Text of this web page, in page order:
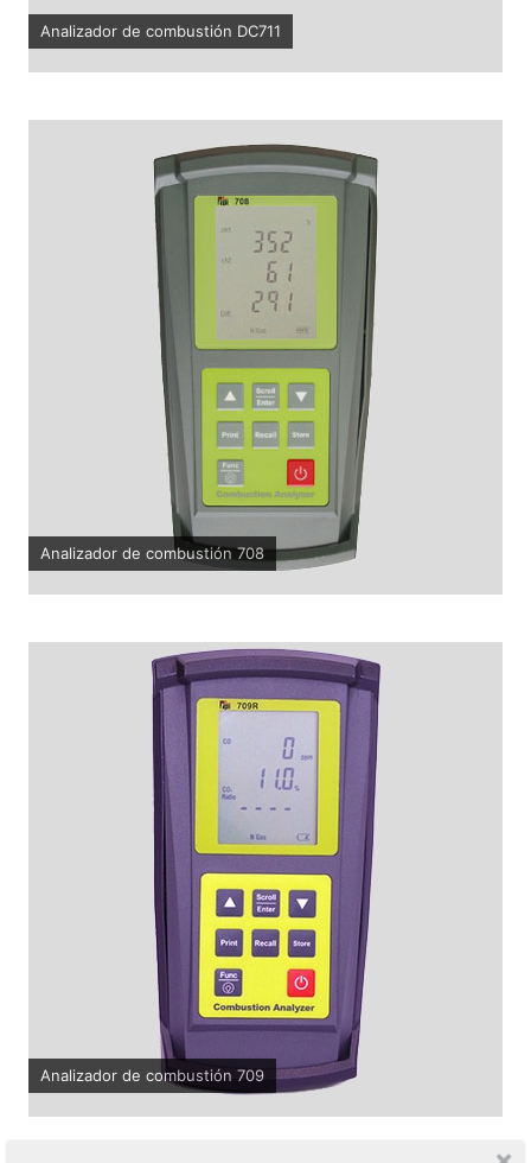
Analizador de combustión DC711
Analizador de combustión 708
Analizador de combustión 709